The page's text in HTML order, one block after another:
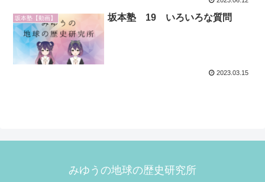
坂本塾【動画】 坂本塾 19 いろいろな質問
2023.03.15
みゆうの地球の歴史研究所